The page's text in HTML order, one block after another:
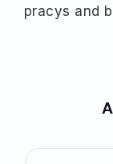
pracys and